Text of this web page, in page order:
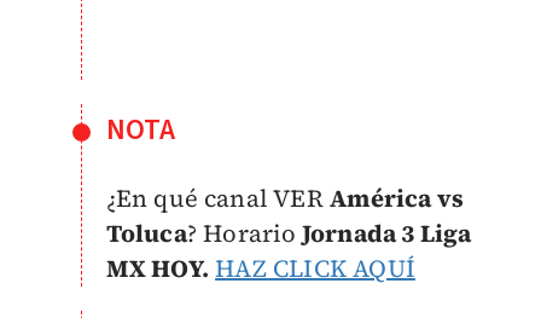
NOTA
¿En qué canal VERAmérica vs
Toluca? HorarioJornada 3 Liga
MX HOY. HAZ CLICK AQUÍ